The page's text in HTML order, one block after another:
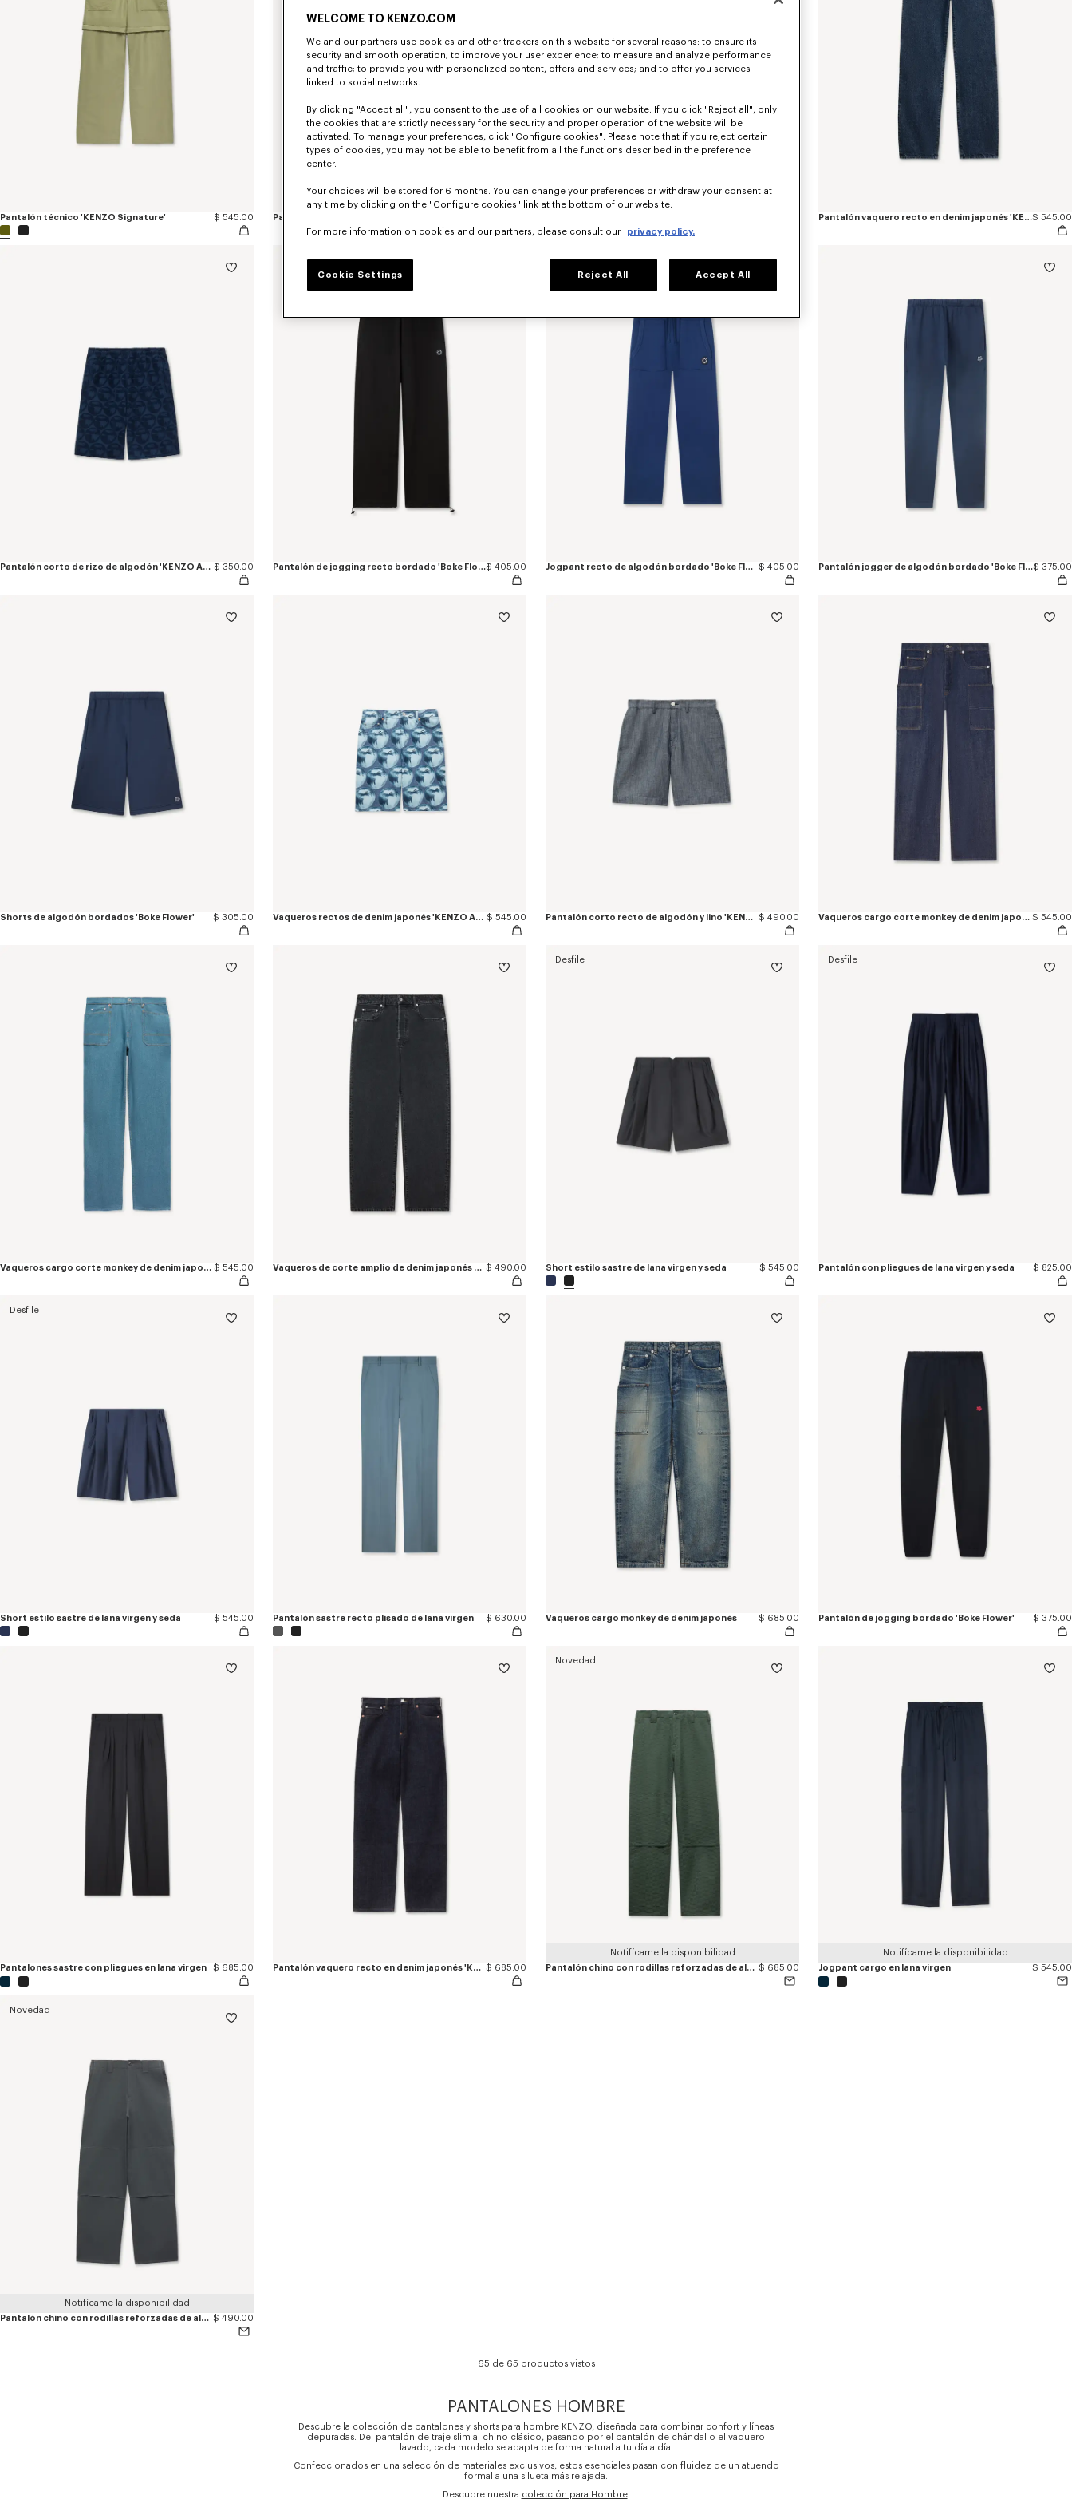
Pantalón técnico 'KENZO Signature' $ 545.00 Pantalón vaquero recto en denim japonés 'KENZO Signature'$ 545.00
Pantalón corto de rizo de algodón 'KENZO Apple Pop' $ 350.00 Pantalón de jogging recto bordado 'Boke Flower 2.0' de algodón$ 405.00 Jogpant recto de algodón bordado 'Boke Flower 2.0' $ 405.00 Pantalón jogger de algodón bordado 'Boke Flower'$ 375.00
Shorts de algodón bordados 'Boke Flower' $ 305.00 Vaqueros rectos de denim japonés 'KENZO Apple Pop' $ 545.00 Pantalón corto recto de algodón y lino 'KENZO Tulip' $ 490.00 Vaqueros cargo corte monkey de denim japonés $ 545.00
Vaqueros cargo corte monkey de denim japonés $ 545.00 Vaqueros de corte amplio de denim japonés Botan $ 490.00
Desfile
Short estilo sastre de lana virgen y seda $ 545.00
Desfile
Pantalón con pliegues de lana virgen y seda $ 825.00
Desfile
Short estilo sastre de lana virgen y seda $ 545.00 Pantalón sastre recto plisado de lana virgen $ 630.00 Vaqueros cargo monkey de denim japonés $ 685.00 Pantalón de jogging bordado 'Boke Flower' $ 375.00
Pantalones sastre con pliegues en lana virgen $ 685.00 Pantalón vaquero recto en denim japonés 'KENZO Tulip' $ 685.00
Novedad
Notifícame la disponibilidad
Pantalón chino con rodillas reforzadas de algodón 'Kenzogram' $ 685.00
Notifícame la disponibilidad
Jogpant cargo en lana virgen
$ 545.00
Novedad
Notifícame la disponibilidad
Pantalón chino con rodillas reforzadas de algodón $ 490.00
65 de 65 productos vistos
PANTALONES HOMBRE
Descubre la colección de pantalones y shorts para hombre KENZO, diseñada para combinar confort y líneas
depuradas. Del pantalón de traje slim al chino clásico, pasando por el pantalón de chándal o el vaquero
lavado, cada modelo se adapta de forma natural a tu día a día.
Confeccionados en una selección de materiales exclusivos, estos esenciales pasan con fluidez de un atuendo
formal a una silueta más relajada.
Descubre nuestra colección para Hombre.
WELCOME TO KENZO.COM
We and our partners use cookies and other trackers on this website for several reasons: to ensure its
security and smooth operation; to improve your user experience; to measure and analyze performance
and traffic; to provide you with personalized content, offers and services; and to offer you services
linked to social networks.
By clicking "Accept all", you consent to the use of all cookies on our website. If you click "Reject all", only
the cookies that are strictly necessary for the security and proper operation of the website will be
activated. To manage your preferences, click "Configure cookies". Please note that if you reject certain
types of cookies, you may not be able to benefit from all the functions described in the preference
center.
Your choices will be stored for 6 months. You can change your preferences or withdraw your consent at
any time by clicking on the "Configure cookies" link at the bottom of our website.
For more information on cookies and our partners, please consult our privacy policy.
Cookie Settings Reject All Accept All